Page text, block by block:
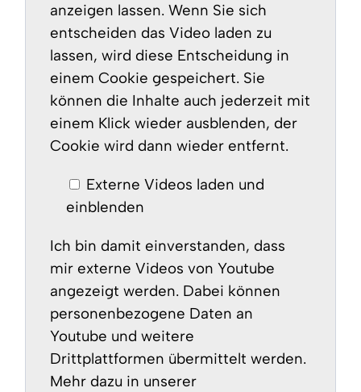
anzeigen lassen. Wenn Sie sich
entscheiden das Video laden zu
lassen, wird diese Entscheidung in
einem Cookie gespeichert. Sie
können die Inhalte auch jederzeit mit
einem Klick wieder ausblenden, der
Cookie wird dann wieder entfernt.
Externe Videos laden und
einblenden
Ich bin damit einverstanden, dass
mir externe Videos von Youtube
angezeigt werden. Dabei können
personenbezogene Daten an
Youtube und weitere
Drittplattformen übermittelt werden.
Mehr dazu in unserer